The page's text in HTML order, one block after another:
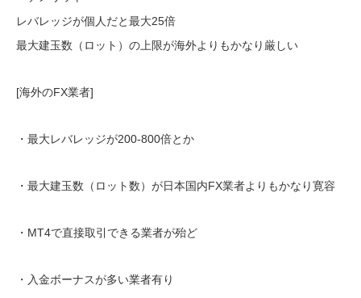
レバレッジが個人だと最大25倍
最大建玉数（ロット）の上限が海外よりもかなり厳しい
[海外のFX業者]
・最大レバレッジが200-800倍とか
・最大建玉数（ロット数）が日本国内FX業者よりもかなり寛容
・MT4で直接取引できる業者が殆ど
・入金ボーナスが多い業者有り